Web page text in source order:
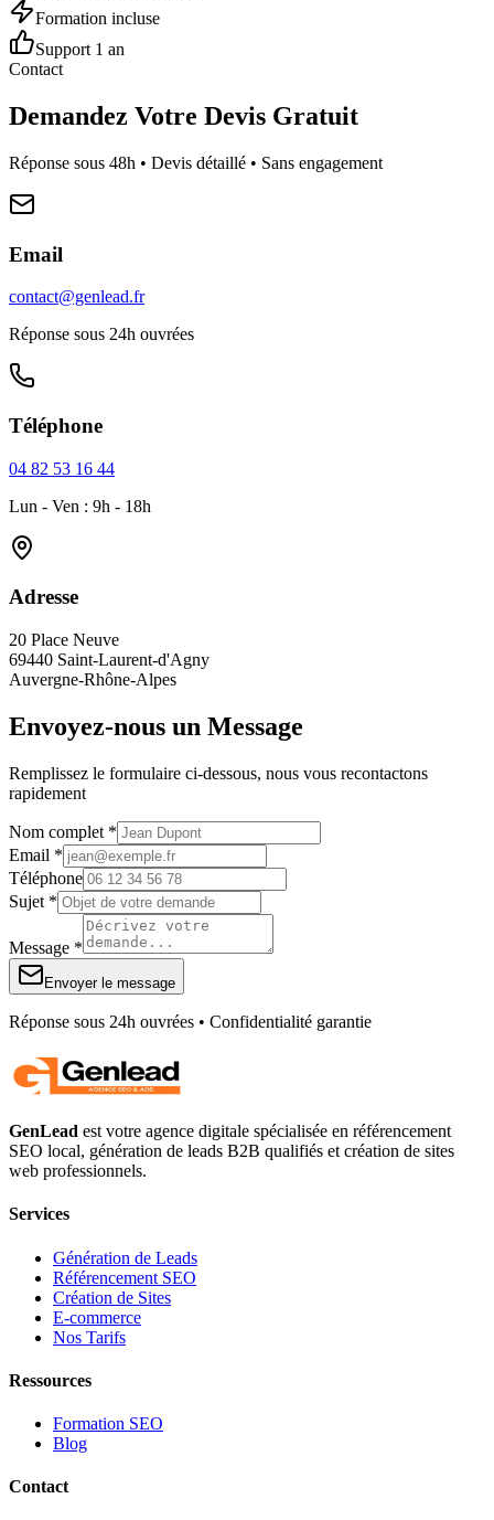
Formation incluse
Support 1 an
Contact
Demandez Votre Devis Gratuit
Réponse sous 48h • Devis détaillé • Sans engagement
Email
contact@genlead.fr
Réponse sous 24h ouvrées
Téléphone
04 82 53 16 44
Lun - Ven : 9h - 18h
Adresse
20 Place Neuve
69440 Saint-Laurent-d'Agny
Auvergne-Rhône-Alpes
Envoyez-nous un Message
Remplissez le formulaire ci-dessous, nous vous recontactons
rapidement
Nom complet *
Email *
Téléphone
Sujet *
Message *
Envoyer le message
Réponse sous 24h ouvrées • Confidentialité garantie
GenLead est votre agence digitale spécialisée en référencement
SEO local, génération de leads B2B qualifiés et création de sites
web professionnels.
Services
Génération de Leads
Référencement SEO
Création de Sites
E-commerce
Nos Tarifs
Ressources
Formation SEO
Blog
Contact